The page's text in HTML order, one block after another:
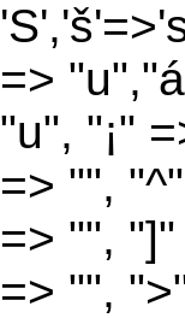
=>
"u", "¡"
=> "",
=> "",
=> "",